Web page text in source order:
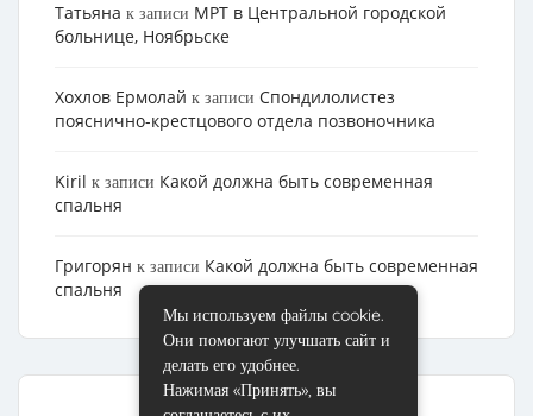
Татьяна к записи МРТ в Центральной городской
больнице, Ноябрьске
Хохлов Ермолай к записи Cпондилолистез
пояснично-крестцового отдела позвоночника
Kiril к записи Какой должна быть современная
спальня
Григорян к записи Какой должна быть современная
спальня
Мы используем файлы cookie.
Они помогают улучшать сайт и
делать его удобнее.
Нажимая «Принять», вы